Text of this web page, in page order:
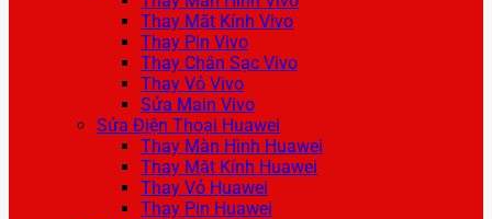
Thay Mặt Kính Vivo
Thay Pin Vivo
Thay Chân Sạc Vivo
Thay Vỏ Vivo
Sửa Main Vivo
Sửa Điện Thoại Huawei
Thay Màn Hình Huawei
Thay Mặt Kính Huawei
Thay Vỏ Huawei
Thay Pin Huawei